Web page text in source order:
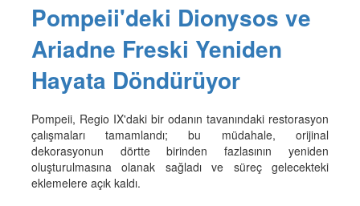
Pompeii'deki Dionysos ve
Ariadne Freski Yeniden
Hayata Döndürüyor
Pompeii, Regio IX'daki bir odanın tavanındaki restorasyon
çalışmaları tamamlandı; bu müdahale, orijinal
dekorasyonun dörtte birinden fazlasının yeniden
oluşturulmasına olanak sağladı ve süreç gelecekteki
eklemelere açık kaldı.